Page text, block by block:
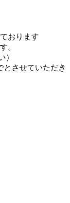
おります
。
）
させていただき